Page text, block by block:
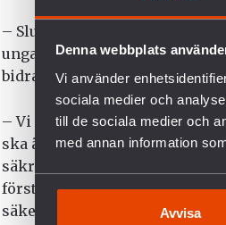
Denna webbplats
Vi använder
sociala medier och
till de sociala medier och
med annan information
Avvisa
– Slutsatsen som drogs i
unga för landets säkerhet. Vår
bidra till säkerhet på, säger
– Vi har lanserat en idé om
ska även uppmanas att göra
säkrare, mer hållbar värld
förståelse för varför
säkerhetspolitisk fråga,